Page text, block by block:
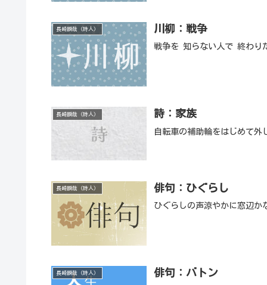
長崎瞬哉（詩人） 川柳：戦争
戦争を 知らない人で 終わり
長崎瞬哉（詩人） 詩：家族
自転車の補助輪をはじめて外
長崎瞬哉（詩人） 俳句：ひぐらし
ひぐらしの声涼やかに窓辺か
長崎瞬哉（詩人） 俳句：バトン